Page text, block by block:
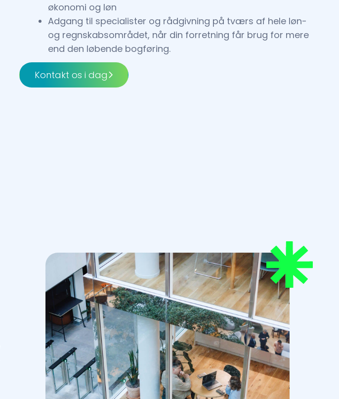
økonomi og løn
Adgang til specialister og rådgivning på tværs af hele løn-
og regnskabsområdet, når din forretning får brug for mere
end den løbende bogføring.
Kontakt os i dag